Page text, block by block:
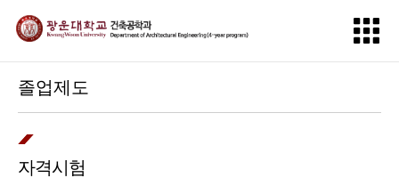
졸업제도
자격시험